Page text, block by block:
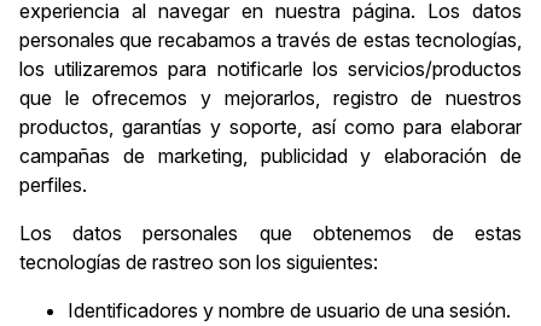
experiencia al navegar en nuestra página. Los datos
personales que recabamos a través de estas tecnologías,
los utilizaremos para notificarle los servicios/productos
que le ofrecemos y mejorarlos, registro de nuestros
productos, garantías y soporte, así como para elaborar
campañas de marketing, publicidad y elaboración de
perfiles.
Los datos personales que obtenemos de estas
tecnologías de rastreo son los siguientes:
Identificadores y nombre de usuario de una sesión.